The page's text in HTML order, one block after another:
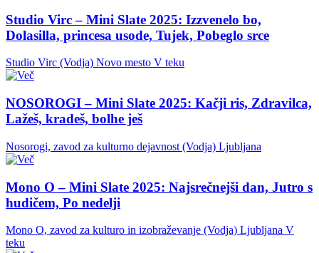
Studio Virc – Mini Slate 2025: Izzvenelo bo,
Dolasilla, princesa usode, Tujek, Pobeglo srce
Studio Virc (Vodja) Novo mesto V teku
NOSOROGI – Mini Slate 2025: Kačji ris, Zdravilca,
Lažeš, kradeš, bolhe ješ
Nosorogi, zavod za kulturno dejavnost (Vodja) Ljubljana
Mono O – Mini Slate 2025: Najsrečnejši dan, Jutro s
hudičem, Po nedelji
Mono O, zavod za kulturo in izobraževanje (Vodja) Ljubljana V
teku